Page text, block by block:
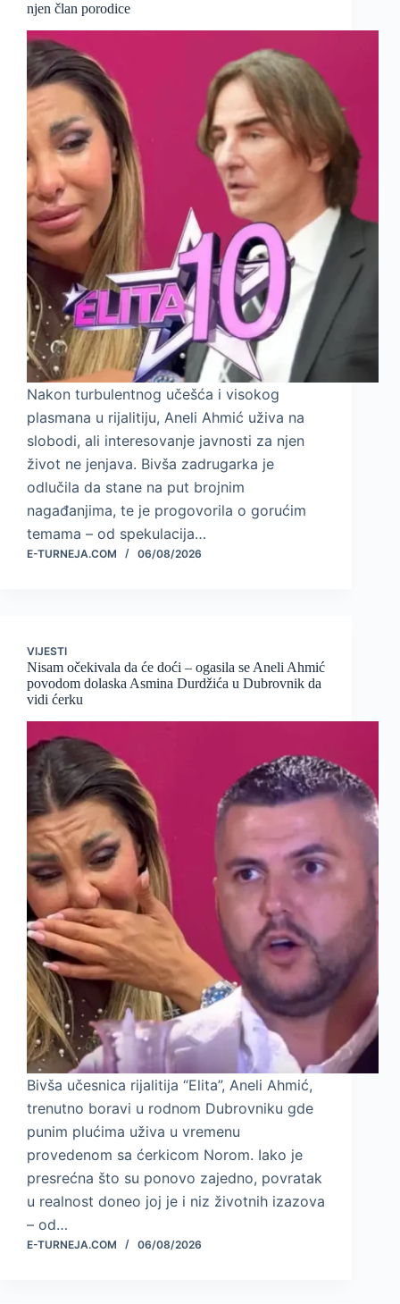
njen član porodice
Nakon turbulentnog učešća i visokog
plasmana u rijalitiju, Aneli Ahmić uživa na
slobodi, ali interesovanje javnosti za njen
život ne jenjava. Bivša zadrugarka je
odlučila da stane na put brojnim
nagađanjima, te je progovorila o gorućim
temama – od spekulacija…
E-TURNEJA.COM 06/08/2026
VIJESTI
Nisam očekivala da će doći – ogasila se Aneli Ahmić
povodom dolaska Asmina Durdžića u Dubrovnik da
vidi ćerku
Bivša učesnica rijalitija “Elita”, Aneli Ahmić,
trenutno boravi u rodnom Dubrovniku gde
punim plućima uživa u vremenu
provedenom sa ćerkicom Norom. Iako je
presrećna što su ponovo zajedno, povratak
u realnost doneo joj je i niz životnih izazova
– od…
E-TURNEJA.COM 06/08/2026